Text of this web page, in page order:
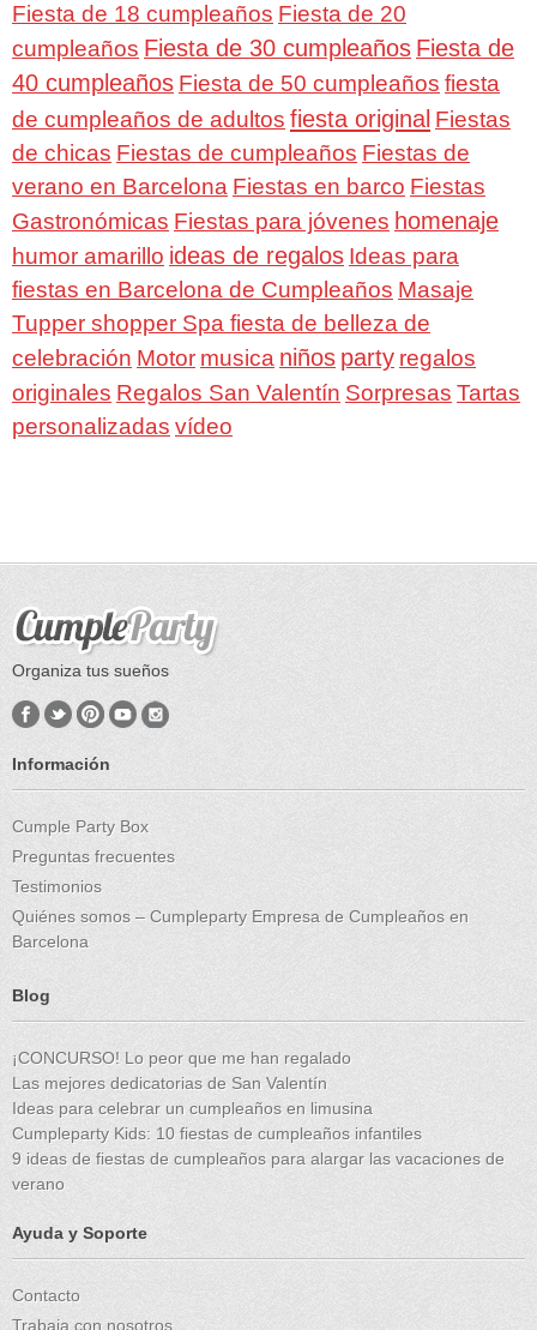
Fiesta de 18 cumpleaños Fiesta de 20
cumpleaños Fiesta de 30 cumpleaños Fiesta de
40 cumpleaños Fiesta de 50 cumpleaños fiesta
de cumpleaños de adultos fiesta original Fiestas
de chicas Fiestas de cumpleaños Fiestas de
verano en Barcelona Fiestas en barco Fiestas
Gastronómicas Fiestas para jóvenes homenaje
humor amarillo ideas de regalos Ideas para
fiestas en Barcelona de Cumpleaños Masaje
Tupper shopper Spa fiesta de belleza de
celebración Motor musica niños party regalos
originales Regalos San Valentín Sorpresas Tartas
personalizadas vídeo
Organiza tus sueños
Información
Cumple Party Box
Preguntas frecuentes
Testimonios
Quiénes somos – Cumpleparty Empresa de Cumpleaños en
Barcelona
Blog
¡CONCURSO! Lo peor que me han regalado
Las mejores dedicatorias de San Valentín
Ideas para celebrar un cumpleaños en limusina
Cumpleparty Kids: 10 fiestas de cumpleaños infantiles
9 ideas de fiestas de cumpleaños para alargar las vacaciones de
verano
Ayuda y Soporte
Contacto
Trabaja con nosotros